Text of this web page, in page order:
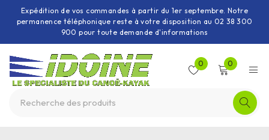
Expédition de vos commandes à partir du 1er septembre. Notre
permanence téléphonique reste à votre disposition au 02 38 300
900 pour toute demande d'informations
0 0